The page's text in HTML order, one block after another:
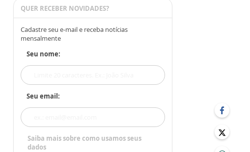
QUER RECEBER NOVIDADES?
Cadastre seu e-mail e receba notícias
mensalmente
Seu nome:
Seu email:
Saiba mais sobre como usamos seus
dados